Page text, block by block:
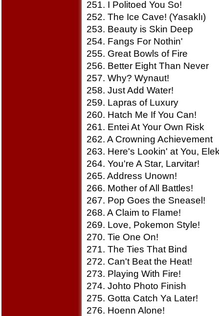
251. I Politoed You So!
252. The Ice Cave! (Yasaklı)
253. Beauty is Skin Deep
254. Fangs For Nothin'
255. Great Bowls of Fire
256. Better Eight Than Never
257. Why? Wynaut!
258. Just Add Water!
259. Lapras of Luxury
260. Hatch Me If You Can!
261. Entei At Your Own Risk
262. A Crowning Achievement
263. Here's Lookin' at You,
264. You're A Star, Larvitar!
265. Address Unown!
266. Mother of All Battles!
267. Pop Goes the Sneasel!
268. A Claim to Flame!
269. Love, Pokemon Style!
270. Tie One On!
271. The Ties That Bind
272. Can't Beat the Heat!
273. Playing With Fire!
274. Johto Photo Finish
275. Gotta Catch Ya Later!
276. Hoenn Alone!